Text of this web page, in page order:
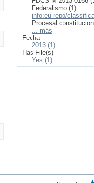
Federalismo (1)
info:eu-repo/
Procesal
... más
Fecha
2013 (1)
Has File(s)
Yes (1)